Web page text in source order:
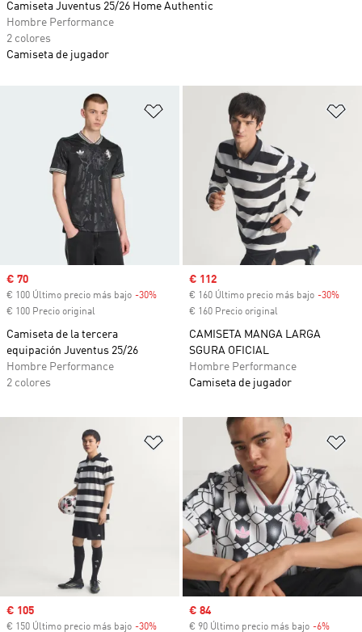
Añadir a la lista de deseos
Precio de venta
€ 70
€ 100 Último precio más bajo -30% Descuento
€ 100 Precio original
Camiseta de la tercera
equipación Juventus 25/26
Hombre Performance
2 colores
Precio de venta
€ 112
€ 160 Último precio más bajo -30%
€ 160 Precio original
CAMISETA MANGA LARGA
SGURA OFICIAL
Hombre Performance
Camiseta de jugador
Añadir a la lista de deseos
Precio de venta
€ 105
€ 150 Último precio más bajo -30% Descuento
Precio de venta
€ 84
€ 90 Último precio más bajo -6%
Camiseta Juventus 25/26 Home Authentic
Hombre Performance
2 colores
Camiseta de jugador